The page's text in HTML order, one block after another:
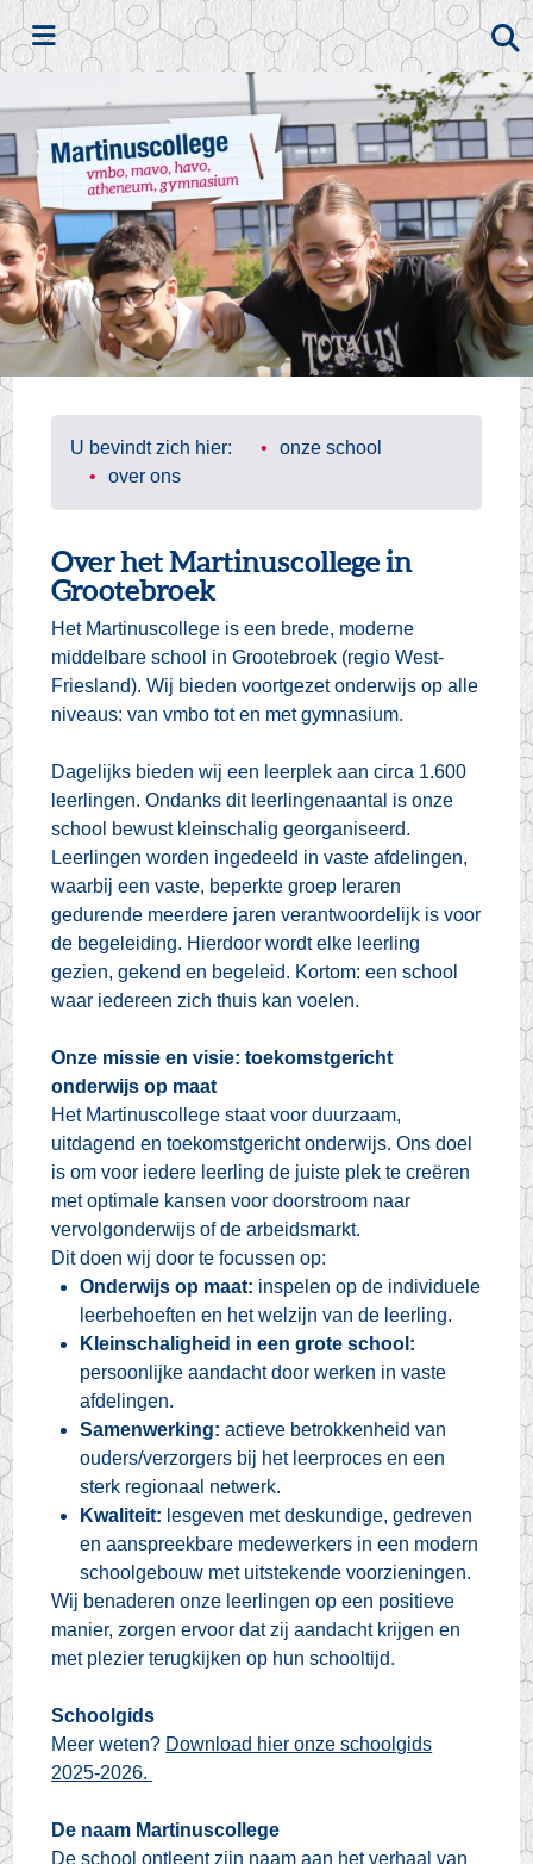
Zoeken
U bevindt zich hier:
onze school
over ons
Over het Martinuscollege in
Grootebroek
Het Martinuscollege is een brede, moderne
middelbare school in Grootebroek (regio West-
Friesland). Wij bieden voortgezet onderwijs op alle
niveaus: van vmbo tot en met gymnasium.
Dagelijks bieden wij een leerplek aan circa 1.600
leerlingen. Ondanks dit leerlingenaantal is onze
school bewust kleinschalig georganiseerd.
Leerlingen worden ingedeeld in vaste afdelingen,
waarbij een vaste, beperkte groep leraren
gedurende meerdere jaren verantwoordelijk is voor
de begeleiding. Hierdoor wordt elke leerling
gezien, gekend en begeleid. Kortom: een school
waar iedereen zich thuis kan voelen.
Onze missie en visie: toekomstgericht
onderwijs op maat
Het Martinuscollege staat voor duurzaam,
uitdagend en toekomstgericht onderwijs. Ons doel
is om voor iedere leerling de juiste plek te creëren
met optimale kansen voor doorstroom naar
vervolgonderwijs of de arbeidsmarkt.
Dit doen wij door te focussen op:
Onderwijs op maat: inspelen op de individuele
leerbehoeften en het welzijn van de leerling.
Kleinschaligheid in een grote school:
persoonlijke aandacht door werken in vaste
afdelingen.
Samenwerking: actieve betrokkenheid van
ouders/verzorgers bij het leerproces en een
sterk regionaal netwerk.
Kwaliteit: lesgeven met deskundige, gedreven
en aanspreekbare medewerkers in een modern
schoolgebouw met uitstekende voorzieningen.
Wij benaderen onze leerlingen op een positieve
manier, zorgen ervoor dat zij aandacht krijgen en
met plezier terugkijken op hun schooltijd.
Schoolgids
Meer weten? Download hier onze schoolgids
2025-2026.
De naam Martinuscollege
De school ontleent zijn naam aan het verhaal van